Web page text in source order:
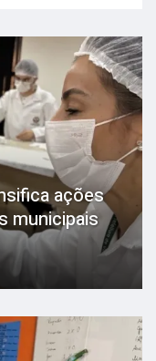
ações
municipais